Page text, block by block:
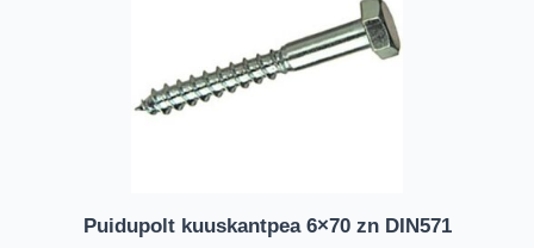
Puidupolt kuuskantpea 6×70 zn DIN571